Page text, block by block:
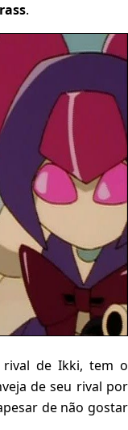
.
de Ikki, tem o
de seu rival por
de não gostar